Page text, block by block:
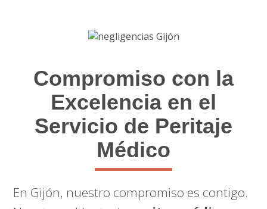
Compromiso con la
Excelencia en el
Servicio de Peritaje
Médico
En Gijón, nuestro compromiso es contigo.